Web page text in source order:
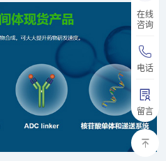
在线
咨询
电话
留言